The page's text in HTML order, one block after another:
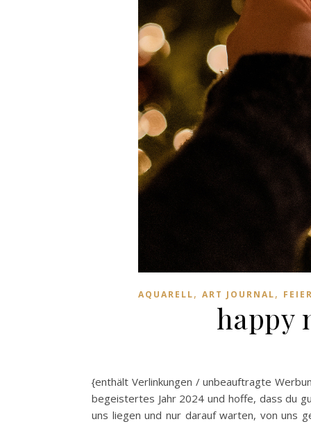
AQUARELL, ART JOURNAL,
happy
{enthält Verlinkungen / unbeauftragte
begeistertes Jahr 2024 und hoffe, dass du
uns liegen und nur darauf warten, von uns